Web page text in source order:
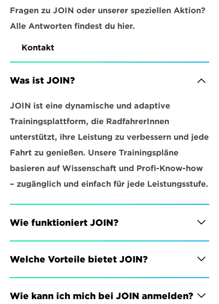
Fragen zu JOIN oder unserer speziellen Aktion?
Alle Antworten findest du hier.
Kontakt
Was ist JOIN?
JOIN ist eine dynamische und adaptive
Trainingsplattform, die RadfahrerInnen
unterstützt, ihre Leistung zu verbessern und jede
Fahrt zu genießen. Unsere Trainingspläne
basieren auf Wissenschaft und Profi-Know-how
– zugänglich und einfach für jede Leistungsstufe.
Wie funktioniert JOIN?
Welche Vorteile bietet JOIN?
Wie kann ich mich bei JOIN anmelden?